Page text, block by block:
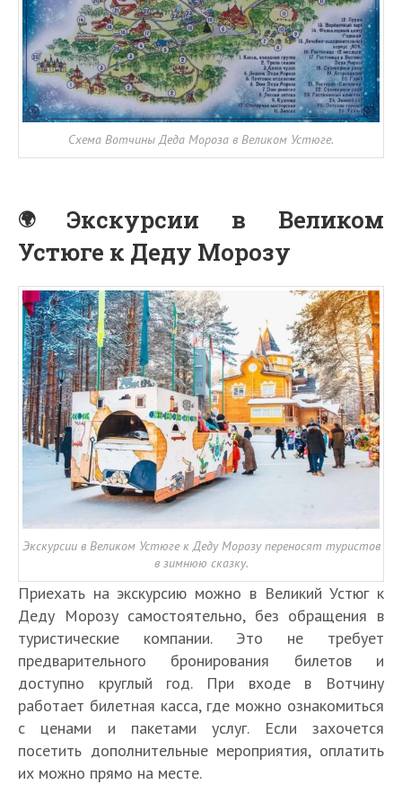
Схема Вотчины Деда Мороза в Великом Устюге.
Экскурсии в Великом
Устюге к Деду Морозу
Экскурсии в Великом Устюге к Деду Морозу переносят туристов
в зимнюю сказку.
Приехать на экскурсию можно в Великий Устюг к
Деду Морозу самостоятельно, без обращения в
туристические компании. Это не требует
предварительного бронирования билетов и
доступно круглый год. При входе в Вотчину
работает билетная касса, где можно ознакомиться
с ценами и пакетами услуг. Если захочется
посетить дополнительные мероприятия, оплатить
их можно прямо на месте.